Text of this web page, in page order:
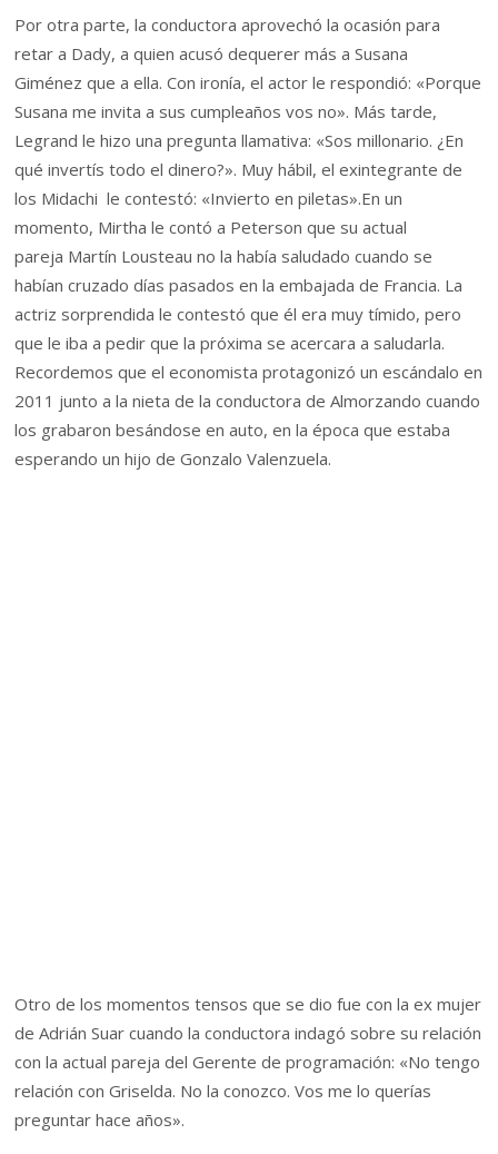
Por otra parte, la conductora aprovechó la ocasión para
retar a Dady, a quien acusó dequerer más a Susana
Giménez que a ella. Con ironía, el actor le respondió: «Porque
Susana me invita a sus cumpleaños vos no». Más tarde,
Legrand le hizo una pregunta llamativa: «Sos millonario. ¿En
qué invertís todo el dinero?». Muy hábil, el exintegrante de
los Midachi le contestó: «Invierto en piletas».En un
momento, Mirtha le contó a Peterson que su actual
pareja Martín Lousteau no la había saludado cuando se
habían cruzado días pasados en la embajada de Francia. La
actriz sorprendida le contestó que él era muy tímido, pero
que le iba a pedir que la próxima se acercara a saludarla.
Recordemos que el economista protagonizó un escándalo en
2011 junto a la nieta de la conductora de Almorzando cuando
los grabaron besándose en auto, en la época que estaba
esperando un hijo de Gonzalo Valenzuela.
Otro de los momentos tensos que se dio fue con la ex mujer
de Adrián Suar cuando la conductora indagó sobre su relación
con la actual pareja del Gerente de programación: «No tengo
relación con Griselda. No la conozco. Vos me lo querías
preguntar hace años».